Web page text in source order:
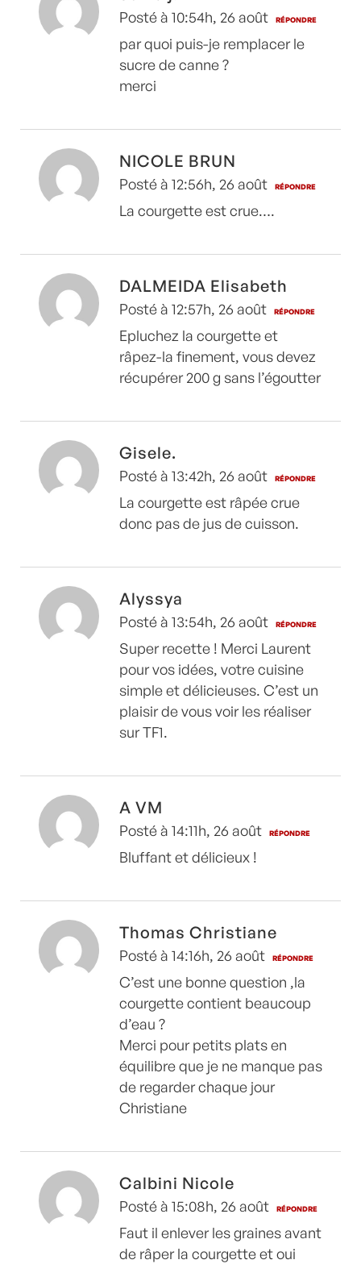
Posté à 10:54h, 26 août RÉPONDRE
par quoi puis-je remplacer le
sucre de canne ?
merci
NICOLE BRUN
Posté à 12:56h, 26 août RÉPONDRE
La courgette est crue….
DALMEIDA Elisabeth
Posté à 12:57h, 26 août RÉPONDRE
Epluchez la courgette et
râpez-la finement, vous devez
récupérer 200 g sans l’égoutter
Gisele.
Posté à 13:42h, 26 août RÉPONDRE
La courgette est râpée crue
donc pas de jus de cuisson.
Alyssya
Posté à 13:54h, 26 août RÉPONDRE
Super recette ! Merci Laurent
pour vos idées, votre cuisine
simple et délicieuses. C’est un
plaisir de vous voir les réaliser
sur TF1.
A VM
Posté à 14:11h, 26 août RÉPONDRE
Bluffant et délicieux !
Thomas Christiane
Posté à 14:16h, 26 août RÉPONDRE
C’est une bonne question ,la
courgette contient beaucoup
d’eau ?
Merci pour petits plats en
équilibre que je ne manque pas
de regarder chaque jour
Christiane
Calbini Nicole
Posté à 15:08h, 26 août RÉPONDRE
Faut il enlever les graines avant
de râper la courgette et oui